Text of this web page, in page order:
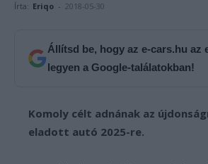
Írta: Eriqo - 2018-05-30
Állítsd be, hogy az e-cars.hu az
legyen a Google-találatokban!
Komoly célt adnának az
eladott autó 2025-re.